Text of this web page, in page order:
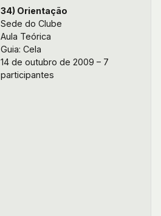
34) Orientação
Sede do Clube
Aula Teórica
Guia: Cela
14 de outubro de 2009 – 7
participantes